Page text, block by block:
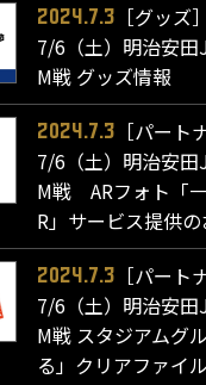
2024.7.3
［グッズ］
7/6（土）明治安
M戦 グッズ情報
2024.7.3
［パート
7/6（土）明治安
M戦 ARフォト「
R」サービス提供
2024.7.3
［パート
7/6（土）明治安
M戦 スタジアムグ
る」クリアファイ